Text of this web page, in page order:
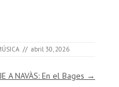
// abril 30, 2026
A NAVÀS: En el Bages →